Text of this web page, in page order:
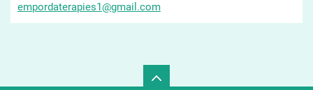
empordaterapies1@gmail.com